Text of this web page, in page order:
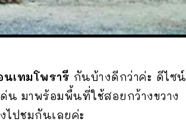
เทมโพรารี กันบ้างดีกว่าค่ะ ดีไซน์
มาพร้อมพื้นที่ใช้สอยกว้างขวาง
ไปชมกันเลยค่ะ